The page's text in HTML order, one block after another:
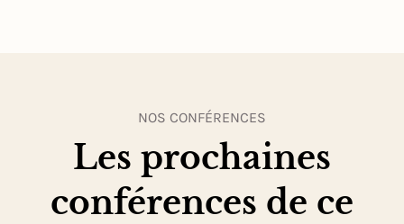
NOS CONFÉRENCES
Les prochaines
conférences de ce